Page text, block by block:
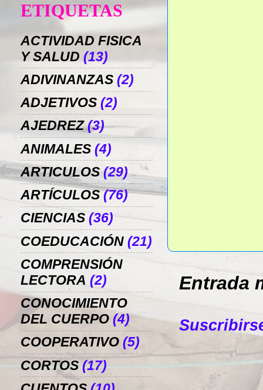
Entrada
ETIQUETAS
ACTIVIDAD FISICA
Y SALUD (13)
ADIVINANZAS (2)
ADJETIVOS (2)
AJEDREZ (3)
ANIMALES (4)
ARTICULOS (29)
ARTÍCULOS (76)
CIENCIAS (36)
COEDUCACIÓN (21)
COMPRENSIÓN
LECTORA (2)
CONOCIMIENTO
DEL CUERPO (4)
COOPERATIVO (5)
CORTOS (17)